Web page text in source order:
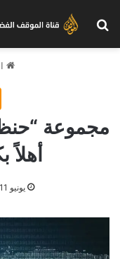
بحث عن
مجموعة
يونيو 11, 2026